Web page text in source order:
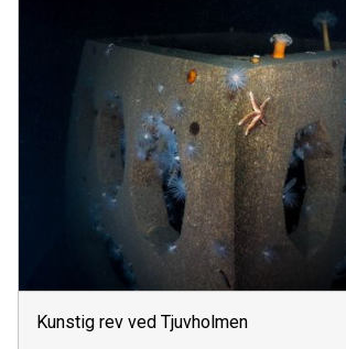
Kunstig rev ved Tjuvholmen